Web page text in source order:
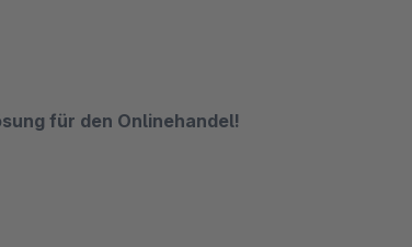
für den Onlinehandel!